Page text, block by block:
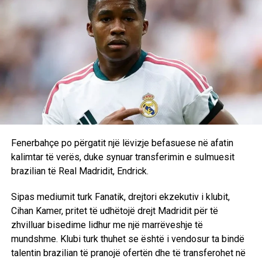
Reagimi i Salahut u bë menjëherë viral në rrjetet sociale.
Egjiptiani u pa duke prekur fytyrën në shenjë befasie,
ndërsa iu përgjigj kryetarit të komunës me një
“Faleminderit”, përpara se ta përshëndeste me shtrëngim
Salah ka nisur kështu një kapitull të ri në karrierën e tij me
Trabzonsporin, klub me të cilin, sipas raportimeve, do të
yllit egjiptian, Trabzonspori synon të rivalizojë
Galatasarayn dhe Fenerbahçen në garën për titullin e
kampionit në Turqi.
D.L
Fenerbahçe po përgatit një lëvizje befasuese në afatin
kalimtar të verës, duke synuar transferimin e sulmuesit
brazilian të Real Madridit, Endrick.
Sipas mediumit turk Fanatik, drejtori ekzekutiv i klubit,
Cihan Kamer, pritet të udhëtojë drejt Madridit për të
zhvilluar bisedime lidhur me një marrëveshje të
mundshme. Klubi turk thuhet se është i vendosur ta bindë
talentin brazilian të pranojë ofertën dhe të transferohet në